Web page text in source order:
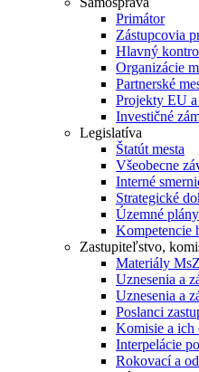
Primátor
Zástupcovia
Hlavný
Organizácie
Partnerské
Projekty EU
Investičné
Legislatíva
Štatút mesta
Všeobecne
Interné
Strategické
Územné
Kompetencie
Zastupiteľstvo,
Materiály
Uznesenia a
Uznesenia a
Poslanci
Komisie a ich
Interpelácie
Rokovací a